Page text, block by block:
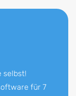
selbst!
für 7